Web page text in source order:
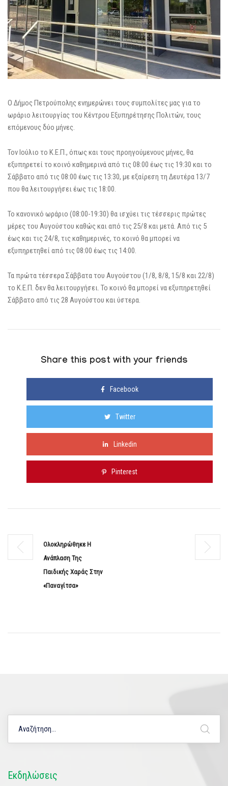
Ο Δήμος Πετρούπολης ενημερώνει τους συμπολίτες μας για το
ωράριο λειτουργίας του Κέντρου Εξυπηρέτησης Πολιτών, τους
επόμενους δύο μήνες.
Τον Ιούλιο το Κ.Ε.Π., όπως και τους προηγούμενους μήνες, θα
εξυπηρετεί το κοινό καθημερινά από τις 08:00 έως τις 19:30 και το
Σάββατο από τις 08:00 έως τις 13:30, με εξαίρεση τη Δευτέρα 13/7
που θα λειτουργήσει έως τις 18:00.
Το κανονικό ωράριο (08:00-19:30) θα ισχύει τις τέσσερις πρώτες
μέρες του Αυγούστου καθώς και από τις 25/8 και μετά. Από τις 5
έως και τις 24/8, τις καθημερινές, το κοινό θα μπορεί να
εξυπηρετηθεί από τις 08:00 έως τις 14:00.
Τα πρώτα τέσσερα Σάββατα του Αυγούστου (1/8, 8/8, 15/8 και 22/8)
το Κ.Ε.Π. δεν θα λειτουργήσει. Το κοινό θα μπορεί να εξυπηρετηθεί
Σάββατο από τις 28 Αυγούστου και ύστερα.
Share this post with your friends
Facebook
Twitter
Linkedin
Pinterest
Ολοκληρώθηκε Η
Ανάπλαση Της
Παιδικής Χαράς Στην
«Παναγίτσα»
Εκδηλώσεις